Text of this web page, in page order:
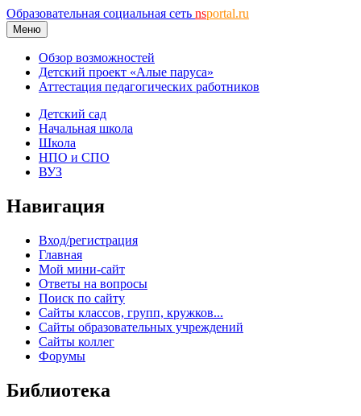
Образовательная социальная сеть nsportal.ru
Меню
Обзор возможностей
Детский проект «Алые паруса»
Аттестация педагогических работников
Детский сад
Начальная школа
Школа
НПО и СПО
ВУЗ
Навигация
Вход/регистрация
Главная
Мой мини-сайт
Ответы на вопросы
Поиск по сайту
Сайты классов, групп, кружков...
Сайты образовательных учреждений
Сайты коллег
Форумы
Библиотека